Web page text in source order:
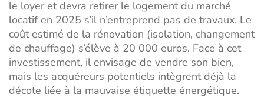
le loyer et devra retirer le logement du marché
locatif en 2025 s’il n’entreprend pas de travaux. Le
coût estimé de la rénovation (isolation, changement
de chauffage) s’élève à 20 000 euros. Face à cet
investissement, il envisage de vendre son bien,
mais les acquéreurs potentiels intègrent déjà la
décote liée à la mauvaise étiquette énergétique.